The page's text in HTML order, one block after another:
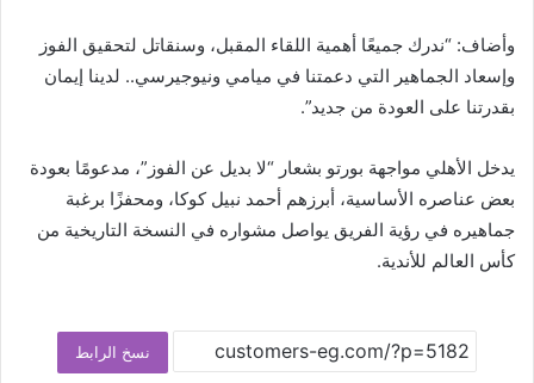
وأضاف: “ندرك جميعًا أهمية اللقاء المقبل، وسنقاتل لتحقيق الفوز
وإسعاد الجماهير التي دعمتنا في ميامي ونيوجيرسي.. لدينا إيمان
بقدرتنا على العودة من جديد”.
يدخل الأهلي مواجهة بورتو بشعار “لا بديل عن الفوز”، مدعومًا بعودة
بعض عناصره الأساسية، أبرزهم أحمد نبيل كوكا، ومحفزًا برغبة
جماهيره في رؤية الفريق يواصل مشواره في النسخة التاريخية من
كأس العالم للأندية.
نسخ الرابط